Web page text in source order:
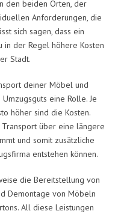
den beiden Orten, der
Anforderungen, die
sich sagen, dass ein
in der Regel höhere Kosten
Stadt.
deiner Möbel und
eine Rolle. Je
höher sind die Kosten.
über eine längere
und somit zusätzliche
entstehen können.
die Bereitstellung von
Demontage von Möbeln
All diese Leistungen